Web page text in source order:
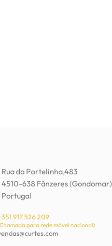
Rua da Portelinha,483
4510-638 Fânzeres (Gondomar)
Portugal
917 526 209
para rede móvel nacional)